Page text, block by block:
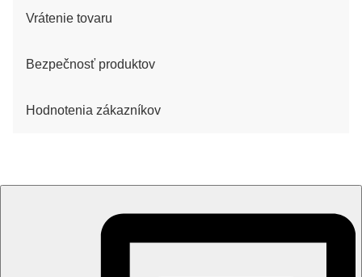
Vrátenie tovaru
Bezpečnosť produktov
Hodnotenia zákazníkov